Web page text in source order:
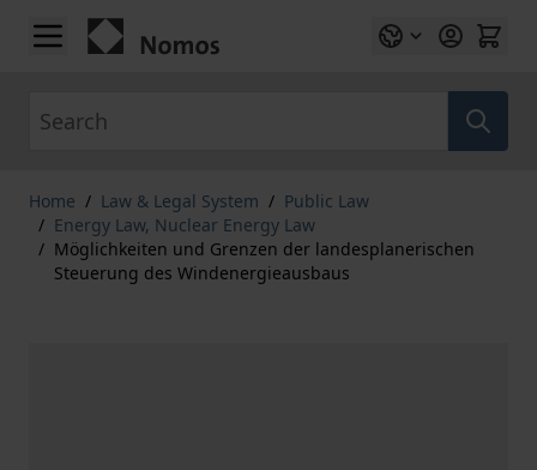
Skip to Content
Home / Law & Legal System / Public Law
/ Energy Law, Nuclear Energy Law
/ Möglichkeiten und Grenzen der landesplanerischen
Steuerung des Windenergieausbaus